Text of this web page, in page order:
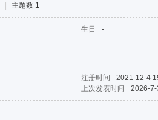
主题数 1
生日 -
注册时间
2021-12-4
上次发表时间 2026-